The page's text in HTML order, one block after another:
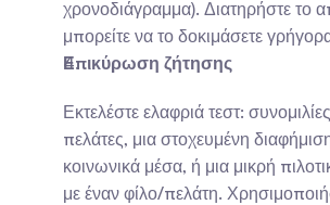
χρονοδιάγραμμα). Διατηρήστε το
μπορείτε να το δοκιμάσετε
Επικύρωση ζήτησης
Εκτελέστε ελαφριά τεστ:
πελάτες, μια στοχευμένη
κοινωνικά μέσα, ή μια μικρή
με έναν φίλο/πελάτη.